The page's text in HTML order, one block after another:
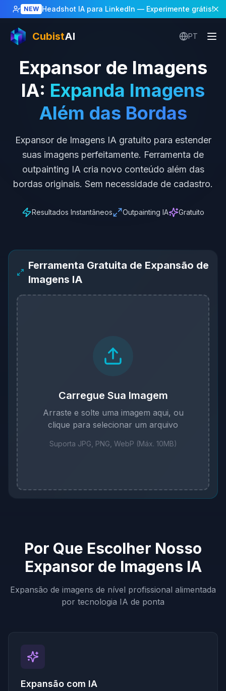
NEW Headshot IA para LinkedIn — Experimente grátis!
CubistAI PT
Expansor de Imagens
IA: Expanda Imagens
Além das Bordas
Expansor de Imagens IA gratuito para estender
suas imagens perfeitamente. Ferramenta de
outpainting IA cria novo conteúdo além das
bordas originais. Sem necessidade de cadastro.
Resultados Instantâneos Outpainting IA Gratuito
Ferramenta Gratuita de Expansão de
Imagens IA
Carregue Sua Imagem
Arraste e solte uma imagem aqui, ou
clique para selecionar um arquivo
Suporta JPG, PNG, WebP (Máx. 10MB)
Por Que Escolher Nosso
Expansor de Imagens IA
Expansão de imagens de nível profissional alimentada
por tecnologia IA de ponta
Expansão com IA